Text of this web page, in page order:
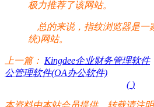
极力推荐了该网站。
总的来说，指纹浏览器是一
统)网站。
上一篇： Kingdee企业财务管理软件
公管理软件(OA办公软件)
( )